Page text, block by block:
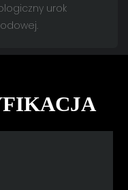
urok